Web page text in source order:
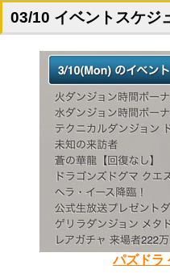
03/10 イベントスケジ
パズドラ